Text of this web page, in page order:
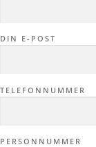
DIN E-POST
TELEFONNUMMER
PERSONNUMMER